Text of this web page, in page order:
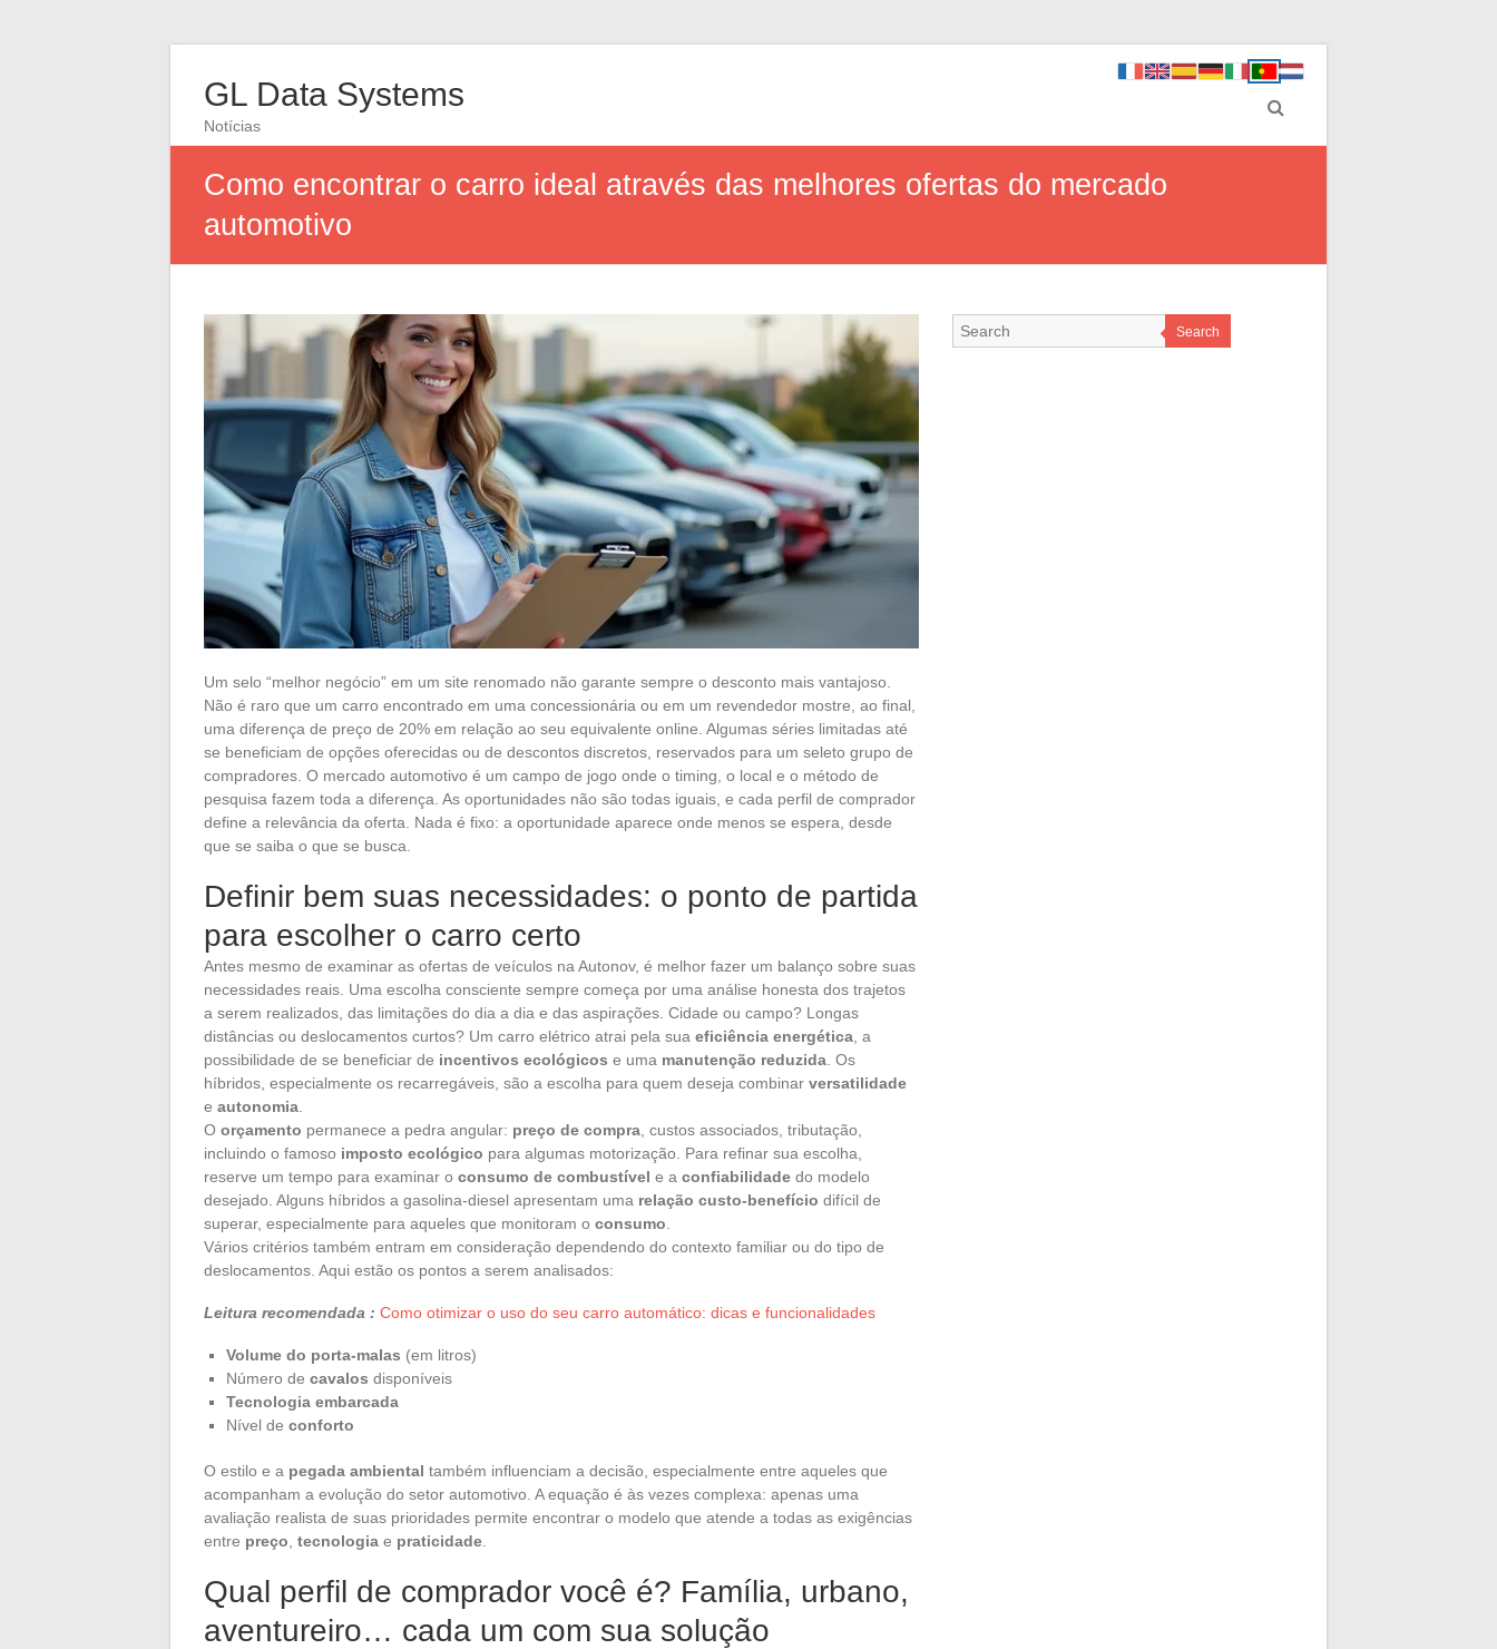
GL Data Systems
Notícias
Como encontrar o carro ideal através das melhores ofertas do mercado
automotivo
Um selo “melhor negócio” em um site renomado não garante sempre o desconto mais vantajoso.
Não é raro que um carro encontrado em uma concessionária ou em um revendedor mostre, ao final,
uma diferença de preço de 20% em relação ao seu equivalente online. Algumas séries limitadas até
se beneficiam de opções oferecidas ou de descontos discretos, reservados para um seleto grupo de
compradores. O mercado automotivo é um campo de jogo onde o timing, o local e o método de
pesquisa fazem toda a diferença. As oportunidades não são todas iguais, e cada perfil de comprador
define a relevância da oferta. Nada é fixo: a oportunidade aparece onde menos se espera, desde
que se saiba o que se busca.
Definir bem suas necessidades: o ponto de partida
para escolher o carro certo
Antes mesmo de examinar as ofertas de veículos na Autonov, é melhor fazer um balanço sobre suas
necessidades reais. Uma escolha consciente sempre começa por uma análise honesta dos trajetos
a serem realizados, das limitações do dia a dia e das aspirações. Cidade ou campo? Longas
distâncias ou deslocamentos curtos? Um carro elétrico atrai pela sua eficiência energética , a
possibilidade de se beneficiar de incentivos ecológicos e uma manutenção reduzida . Os
híbridos, especialmente os recarregáveis, são a escolha para quem deseja combinar versatilidade
e autonomia
O orçamento permanece a pedra angular: preço de compra , custos associados, tributação,
incluindo o famoso imposto ecológico para algumas motorização. Para refinar sua escolha,
reserve um tempo para examinar o consumo de combustível e a confiabilidade do modelo
desejado. Alguns híbridos a gasolina-diesel apresentam uma relação custo-benefício difícil de
superar, especialmente para aqueles que monitoram o consumo
Vários critérios também entram em consideração dependendo do contexto familiar ou do tipo de
deslocamentos. Aqui estão os pontos a serem analisados:
Leitura recomendada : Como otimizar o uso do seu carro automático: dicas e funcionalidades
Volume do porta-malas (em litros)
Número de cavalos disponíveis
Tecnologia embarcada
Nível de conforto
O estilo e a pegada ambiental também influenciam a decisão, especialmente entre aqueles que
acompanham a evolução do setor automotivo. A equação é às vezes complexa: apenas uma
avaliação realista de suas prioridades permite encontrar o modelo que atende a todas as exigências
entre preço tecnologia e praticidade
Qual perfil de comprador você é? Família, urbano,
aventureiro… cada um com sua solução
Search